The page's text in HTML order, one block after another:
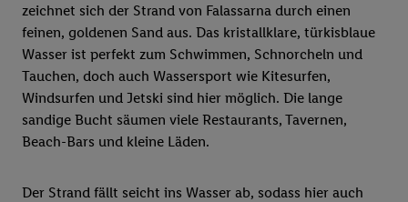
zeichnet sich der Strand von Falassarna durch einen
feinen, goldenen Sand aus. Das kristallklare, türkisblaue
Wasser ist perfekt zum Schwimmen, Schnorcheln und
Tauchen, doch auch Wassersport wie Kitesurfen,
Windsurfen und Jetski sind hier möglich. Die lange
sandige Bucht säumen viele Restaurants, Tavernen,
Beach-Bars und kleine Läden.
Der Strand fällt seicht ins Wasser ab, sodass hier auch